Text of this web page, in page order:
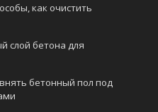
как очистить
слой бетона для
бетонный пол под